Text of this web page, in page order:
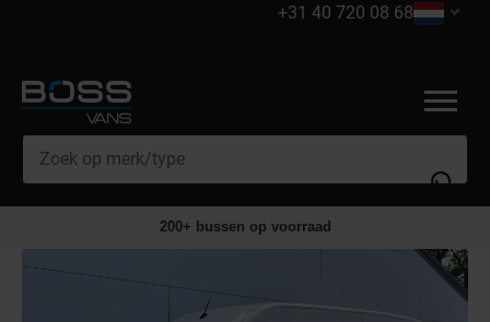
+31 40 720 08 68
Mercedes Benz★★★★★ 4.8 (105 reviews)